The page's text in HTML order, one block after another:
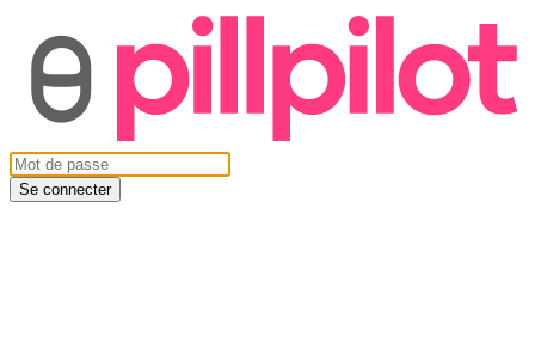
Se connecter